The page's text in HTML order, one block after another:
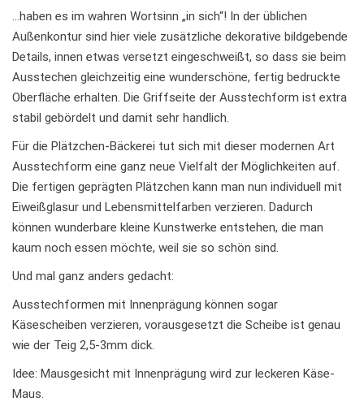
…haben es im wahren Wortsinn „in sich“! In der üblichen
Außenkontur sind hier viele zusätzliche dekorative bildgebende
Details, innen etwas versetzt eingeschweißt, so dass sie beim
Ausstechen gleichzeitig eine wunderschöne, fertig bedruckte
Oberfläche erhalten. Die Griffseite der Ausstechform ist extra
stabil gebördelt und damit sehr handlich.
Für die Plätzchen-Bäckerei tut sich mit dieser modernen Art
Ausstechform eine ganz neue Vielfalt der Möglichkeiten auf.
Die fertigen geprägten Plätzchen kann man nun individuell mit
Eiweißglasur und Lebensmittelfarben verzieren. Dadurch
können wunderbare kleine Kunstwerke entstehen, die man
kaum noch essen möchte, weil sie so schön sind.
Und mal ganz anders gedacht:
Ausstechformen mit Innenprägung können sogar
Käsescheiben verzieren, vorausgesetzt die Scheibe ist genau
wie der Teig 2,5-3mm dick.
Idee: Mausgesicht mit Innenprägung wird zur leckeren Käse-
Maus.